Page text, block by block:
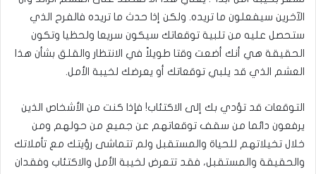
الآخرين سيفعلون ما تريده. ولكن إذا حدث ما تريده فالفرح الذي
ستحصل عليه من تلبية توقعاتك سيكون سريعا ولحظيا وتكون
الحقيقة هي أنك أضعت وقتا طويلاً في الانتظار والقلق بشأن هذا
العشم الذي قد يلبي توقعاتك أو يعرضك لخيبة الأمل.
التوقعات قد تؤدي بك إلى الاكتئاب! فإذا كنت من الأشخاص الذين
يرفعون دائما من سقف توقعاتهم عن جميع من حولهم ومن
خلال تخيلاتهم للحياة والمستقبل ولم تتماشى رؤيتك مع تأملاتك
والحقيقة والمستقبل، فقد تتعرض لخيبة الأمل والاكتئاب وفقدان